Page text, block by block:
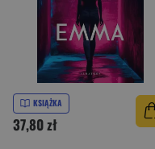
KSIĄŻKA
37,80 zł